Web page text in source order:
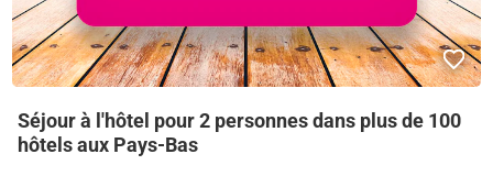
Séjour à l'hôtel pour 2 personnes dans plus de 100
hôtels aux Pays-Bas